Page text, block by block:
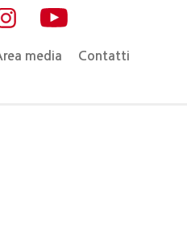
media Contatti